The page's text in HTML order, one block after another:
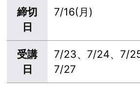
締切
日
7/16(月)
受講
日
7/23、7/24、7/
7/27